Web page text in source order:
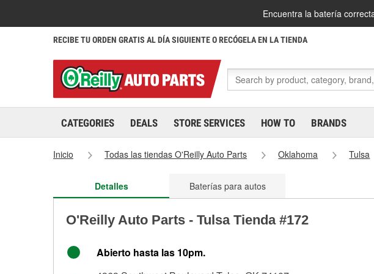
Encuentra la batería
RECIBE TU ORDEN GRATIS AL DÍA SIGUIENTE O RECÓGELA EN LA TIENDA
CATEGORIES DEALS STORE SERVICES HOW TO BRANDS
Inicio Todas las tiendas O'Reilly Auto Parts Oklahoma Tulsa
Detalles Baterías para autos
O'Reilly Auto Parts - Tulsa Tienda #172
Abierto hasta las 10pm.